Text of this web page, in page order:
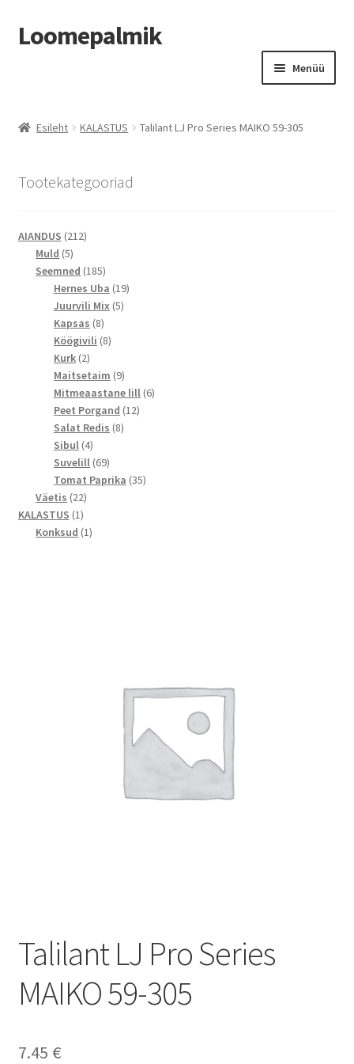
Loomepalmik
Menüü
Esileht KALASTUS Talilant LJ Pro Series MAIKO 59-305
Talilant LJ Pro Series
MAIKO 59-305
7.45 €
Tootekategooriad
AIANDUS 212212
Muld 55
toodet
Seemned 185185
toodet
Hernes Uba 1919
Juurvili Mix 55
Kapsas 88
toodet
Köögivili 88
Kurk 22
toodet
Maitsetaim 99
toodet
Mitmeaastane lill 66
Peet Porgand 1212
Salat Redis 88
Sibul 44
toodet
Suvelill 6969
toodet
Tomat Paprika 3535
Väetis 2222
KALASTUS 11
toode
Konksud 11